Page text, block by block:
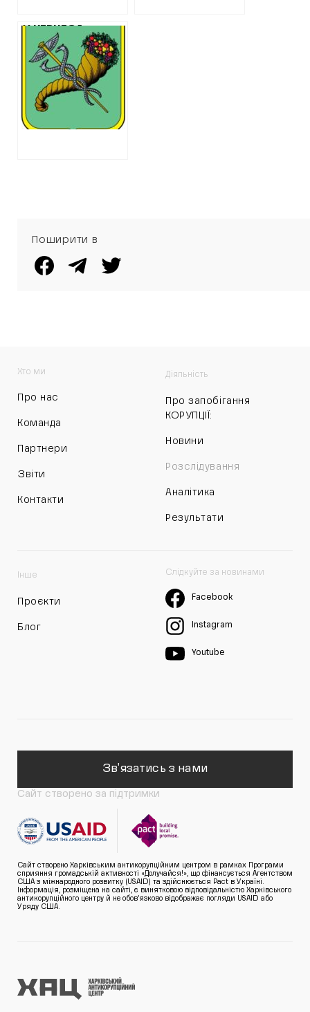
У КЕРНЕСА
ДЕПАРТАМЕНТ
ОСВІТИ
ЗАМОВЛЯЄ
РЕМОНТИ У
ФІРМІ,
ВЛАСНИКУ ЯКОЇ
ВІДДАВ
Поширити в
Хто ми
Про нас
Команда
Партнери
Звіти
Контакти
Діяльність
Про запобігання
КОРУПЦІЇ:
Новини
Розслідування
Аналітика
Результати
Інше
Проєкти
Блог
Слідкуйте за новинами
Facebook
Instagram
Youtube
Зв'язатись з нами
Сайт створено за підтримки
Сайт створено Харківським антикорупційним центром в рамках Програми
сприяння громадській активності «Долучайся!», що фінансується Агентством
США з міжнародного розвитку (USAID) та здійснюється Pact в Україні.
Інформація, розміщена на сайті, є винятковою відповідальністю Харківського
антикорупційного центру й не обов’язково відображає погляди USAID або
Уряду США.